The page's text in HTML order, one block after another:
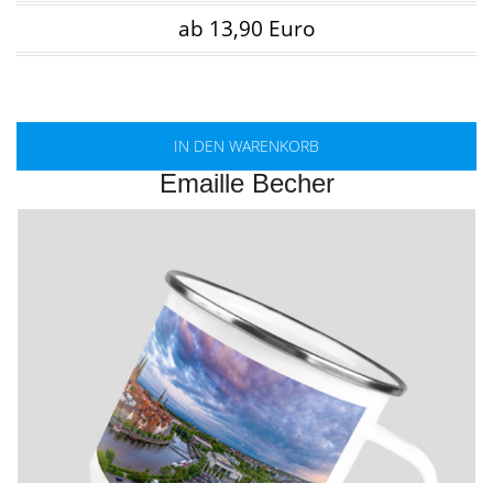
ab 13,90 Euro
IN DEN WARENKORB
Emaille Becher